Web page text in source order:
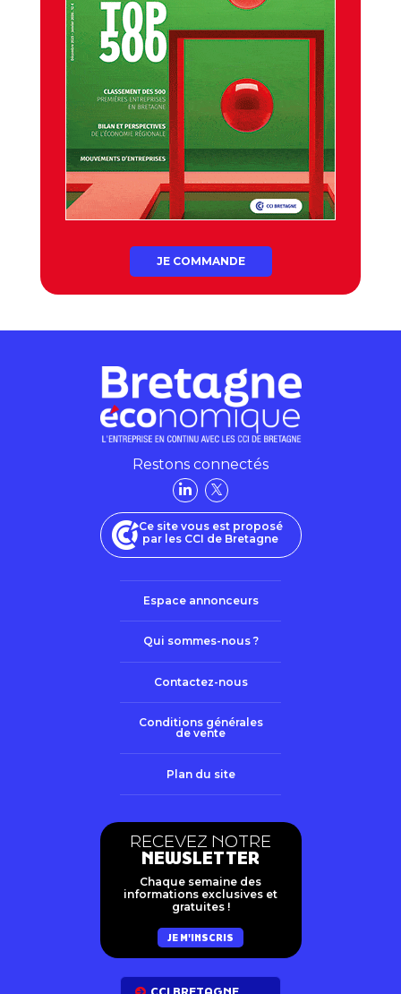
JE COMMANDE
Restons connectés
Ce site vous est proposé
par les CCI de Bretagne
Espace annonceurs
Qui sommes-nous ?
Contactez-nous
Conditions générales
de vente
Plan du site
RECEVEZ NOTRE
NEWSLETTER
Chaque semaine des
informations exclusives et
gratuites !
JE M'INSCRIS